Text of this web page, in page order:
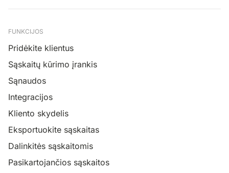
FUNKCIJOS
Pridėkite klientus
Sąskaitų kūrimo įrankis
Sąnaudos
Integracijos
Kliento skydelis
Eksportuokite sąskaitas
Dalinkitės sąskaitomis
Pasikartojančios sąskaitos